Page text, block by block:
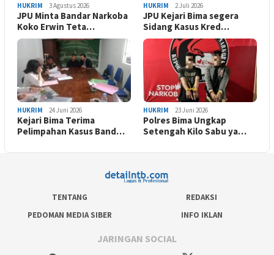
HUKRIM 3 Agustus 2026
JPU Minta Bandar Narkoba
Koko Erwin Teta…
HUKRIM 2 Juli 2026
JPU Kejari Bima segera
Sidang Kasus Kred…
HUKRIM 24 Juni 2026
Kejari Bima Terima
Pelimpahan Kasus Band…
HUKRIM 23 Juni 2026
Polres Bima Ungkap
Setengah Kilo Sabu ya…
TENTANG
REDAKSI
PEDOMAN MEDIA SIBER
INFO IKLAN
JARINGAN SOCIAL